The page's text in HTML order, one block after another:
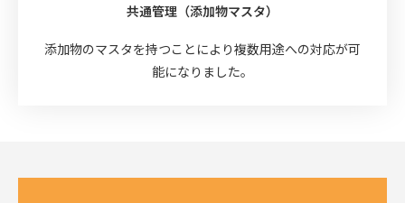
共通管理（添加物マスタ）
添加物のマスタを持つことにより複数用途への対応が可
能になりました。